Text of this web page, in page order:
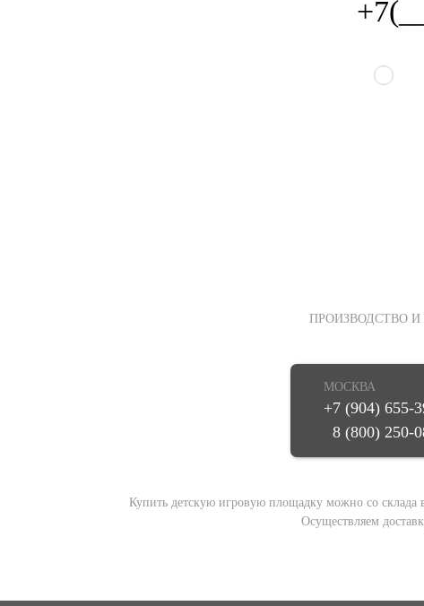
ПРОИЗВОДСТВО
МОСКВА
+7 (904) 655-
8 (800) 250-
Купить детскую игровую площадку можно со склада
Осуществляем